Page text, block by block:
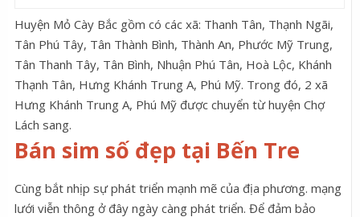
Huyện Mỏ Cày Bắc gồm có các xã: Thanh Tân, Thạnh Ngãi,
Tân Phú Tây, Tân Thành Bình, Thành An, Phước Mỹ Trung,
Tân Thanh Tây, Tân Bình, Nhuận Phú Tân, Hoà Lộc, Khánh
Thạnh Tân, Hưng Khánh Trung A, Phú Mỹ. Trong đó, 2 xã
Hưng Khánh Trung A, Phú Mỹ được chuyển từ huyện Chợ
Lách sang.
Bán sim số đẹp tại Bến Tre
Cùng bắt nhịp sự phát triển mạnh mẽ của địa phương. mạng
lưới viễn thông ở đây ngày càng phát triển. Để đảm bảo